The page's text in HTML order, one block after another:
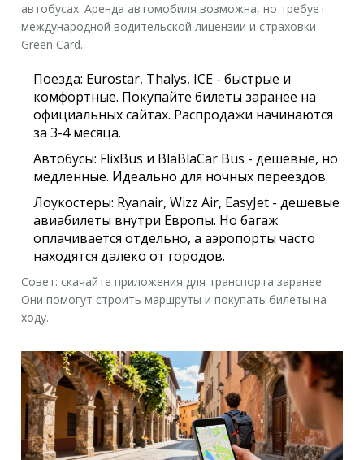
автобусах. Аренда автомобиля возможна, но требует
международной водительской лицензии и страховки
Green Card.
Поезда: Eurostar, Thalys, ICE - быстрые и
комфортные. Покупайте билеты заранее на
официальных сайтах. Распродажи начинаются
за 3-4 месяца.
Автобусы: FlixBus и BlaBlaCar Bus - дешевые, но
медленные. Идеально для ночных переездов.
Лоукостеры: Ryanair, Wizz Air, EasyJet - дешевые
авиабилеты внутри Европы. Но багаж
оплачивается отдельно, а аэропорты часто
находятся далеко от городов.
Совет: скачайте приложения для транспорта заранее.
Они помогут строить маршруты и покупать билеты на
ходу.